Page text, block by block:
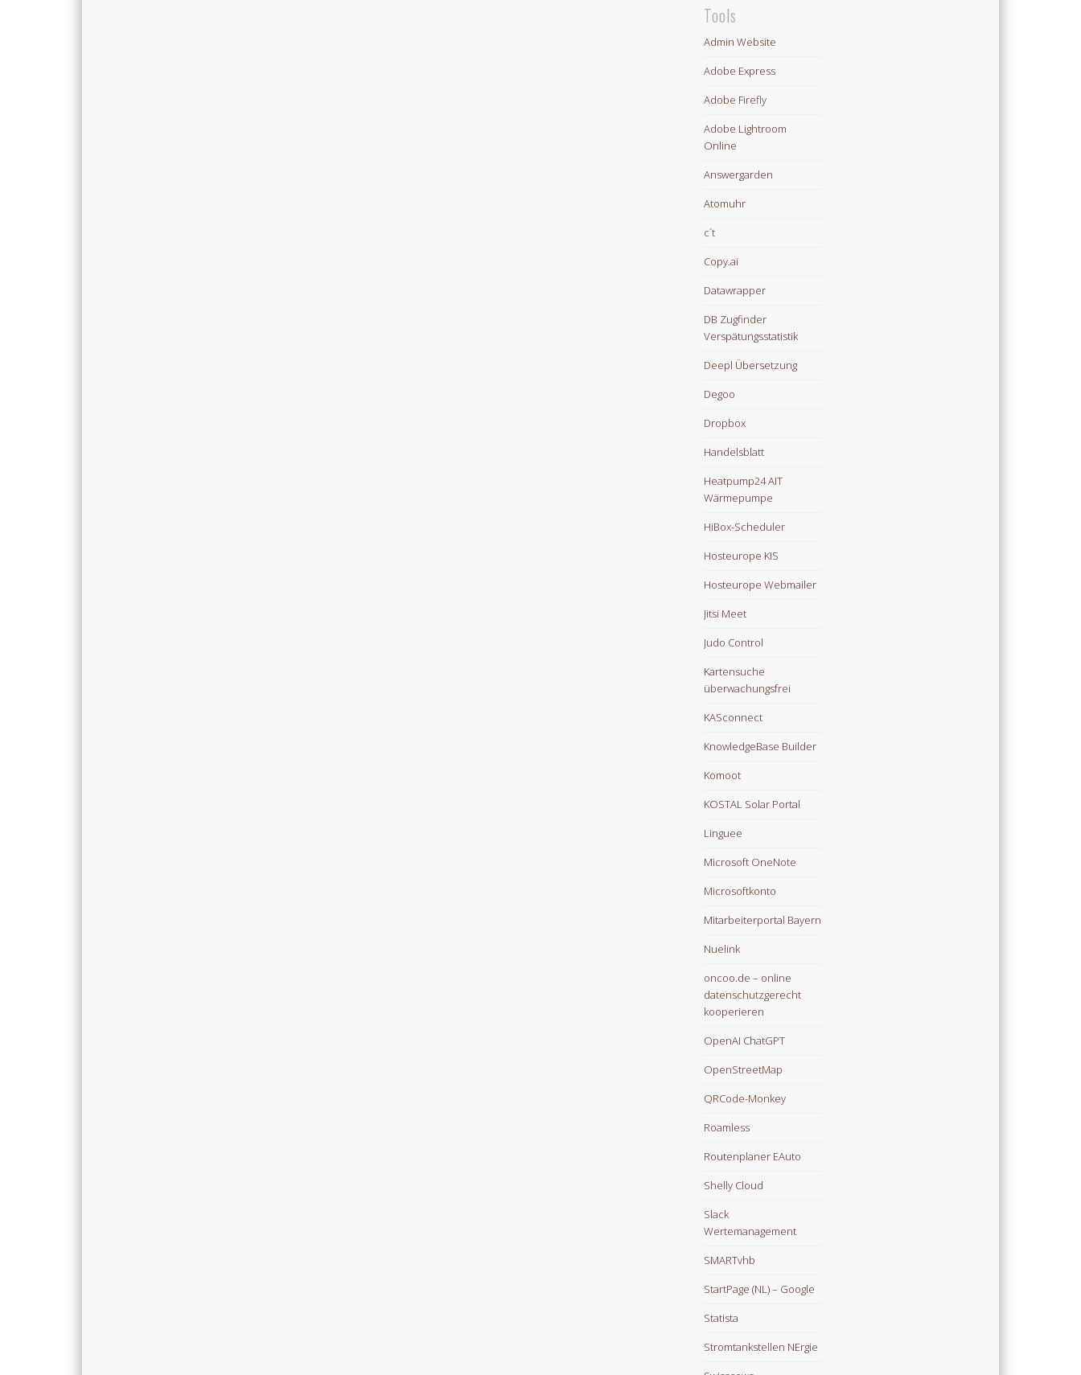
Tools
Admin Website
Adobe Express
Adobe Firefly
Adobe Lightroom
Online
Answergarden
Atomuhr
c´t
Copy.ai
Datawrapper
DB Zugfinder
Verspätungsstatistik
Deepl Übersetzung
Degoo
Dropbox
Handelsblatt
Heatpump24 AIT
Wärmepumpe
HiBox-Scheduler
Hosteurope KIS
Hosteurope Webmailer
Jitsi Meet
Judo Control
Kartensuche
überwachungsfrei
KASconnect
KnowledgeBase Builder
Komoot
KOSTAL Solar Portal
Linguee
Microsoft OneNote
Microsoftkonto
Mitarbeiterportal Bayern
Nuelink
oncoo.de – online
datenschutzgerecht
kooperieren
OpenAI ChatGPT
OpenStreetMap
QRCode-Monkey
Roamless
Routenplaner EAuto
Shelly Cloud
Slack
Wertemanagement
SMARTvhb
StartPage (NL) – Google
Statista
Stromtankstellen NErgie